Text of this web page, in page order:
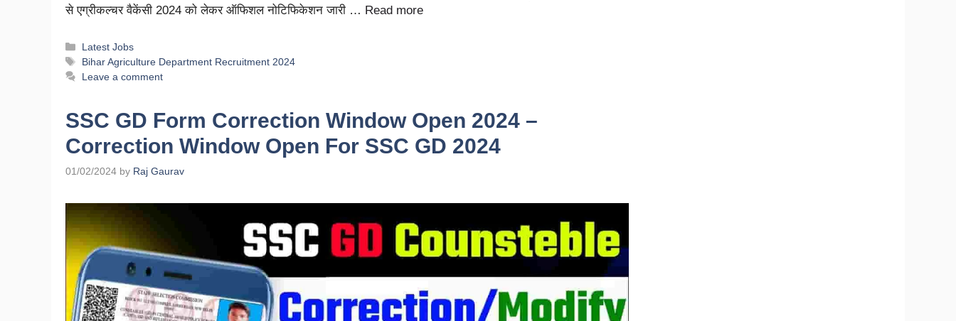
से एग्रीकल्चर वैकेंसी 2024 को लेकर ऑफिशल नोटिफिकेशन जारी … Read more
Latest Jobs
Bihar Agriculture Department Recruitment 2024
Leave a comment
SSC GD Form Correction Window Open 2024 –
Correction Window Open For SSC GD 2024
01/02/2024 by Raj Gaurav